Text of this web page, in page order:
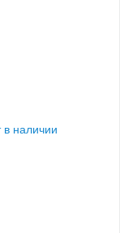
в наличии